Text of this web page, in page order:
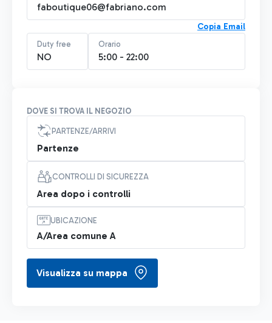
faboutique06@fabriano.com
Copia Email
Duty free
NO
Orario
5:00 - 22:00
DOVE SI TROVA IL NEGOZIO
PARTENZE/ARRIVI
Partenze
CONTROLLI DI SICUREZZA
Area dopo i controlli
UBICAZIONE
A/Area comune A
Visualizza su mappa